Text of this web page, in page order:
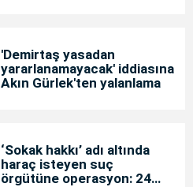
'Demirtaş yasadan
yararlanamayacak' iddiasına
Akın Gürlek'ten yalanlama
‘Sokak hakkı’ adı altında
haraç isteyen suç
örgütüne operasyon: 24